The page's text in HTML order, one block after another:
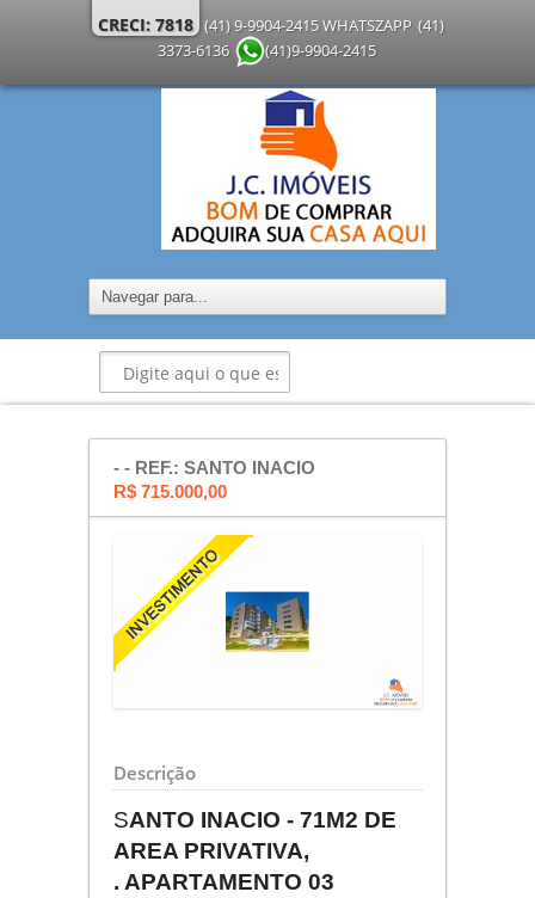
CRECI: 7818 (41) 9-9904-2415 WHATSZAPP (41)
3373-6136
(41)9-9904-2415
- - REF.: SANTO INACIO
R$ 715.000,00
Descrição
SANTO INACIO - 71M2 DE
AREA PRIVATIVA,
. APARTAMENTO 03